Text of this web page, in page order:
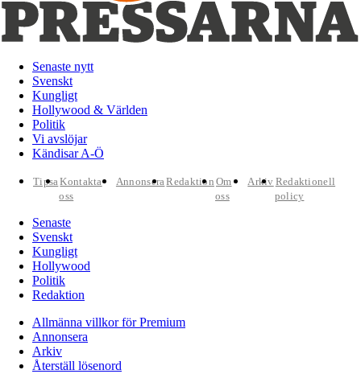
Senaste nytt
Svenskt
Kungligt
Hollywood & Världen
Politik
Vi avslöjar
Kändisar A-Ö
TipsaKontakta
oss
AnnonseraRedaktion Om
oss
Arkiv Redaktionell
policy
Senaste
Svenskt
Kungligt
Hollywood
Politik
Redaktion
Allmänna villkor för Premium
Annonsera
Arkiv
Återställ lösenord